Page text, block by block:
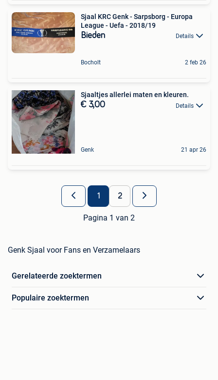
Sjaal KRC Genk - Sarpsborg - Europa
League - Uefa - 2018/19
Bieden Details
Bocholt 2 feb 26
Sjaaltjes allerlei maten en kleuren.
€ 3,00 Details
Genk 21 apr 26
1 2
Pagina 1 van 2
Genk Sjaal voor Fans en Verzamelaars
Gerelateerde zoektermen
Populaire zoektermen